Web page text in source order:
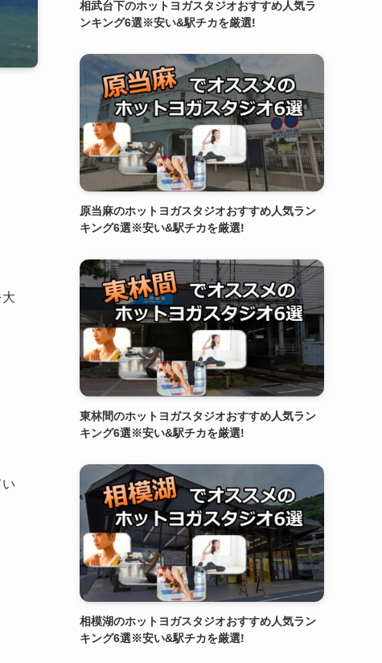
相武台下のホットヨガスタジオおすすめ人気ラ
ンキング6選※安い&駅チカを厳選!
原当麻のホットヨガスタジオおすすめ人気ラン
キング6選※安い&駅チカを厳選!
東林間のホットヨガスタジオおすすめ人気ラン
キング6選※安い&駅チカを厳選!
相模湖のホットヨガスタジオおすすめ人気ラン
キング6選※安い&駅チカを厳選!